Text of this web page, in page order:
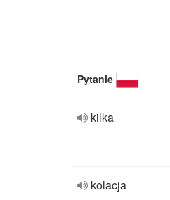
Pytanie
kilka
kolacja